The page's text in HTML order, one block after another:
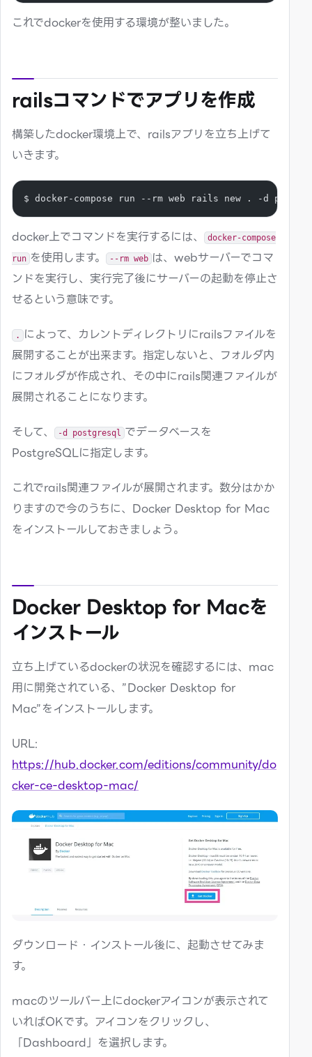
これでdockerを使用する環境が整いました。
railsコマンドでアプリを作成
構築したdocker環境上で、railsアプリを立ち上げて
いきます。
$ docker-compose run --rm web rails new . -d
docker上でコマンドを実行するには、 docker-compose
run を使用します。 --rm web は、webサーバーでコマ
ンドを実行し、実行完了後にサーバーの起動を停止さ
せるという意味です。
.
によって、カレントディレクトリにrailsファイルを
展開することが出来ます。指定しないと、フォルダ内
にフォルダが作成され、その中にrails関連ファイルが
展開されることになります。
そして、
-d postgresql でデータベースを
PostgreSQLに指定します。
これでrails関連ファイルが展開されます。数分はかか
りますので今のうちに、Docker Desktop for Mac
をインストールしておきましょう。
Docker Desktop for Macを
インストール
立ち上げているdockerの状況を確認するには、mac
用に開発されている、”Docker Desktop for
Mac”をインストールします。
URL:
https://hub.docker.com/editions/community/do
cker-ce-desktop-mac/
ダウンロード・インストール後に、起動させてみま
す。
macのツールバー上にdockerアイコンが表示されて
いればOKです。アイコンをクリックし、
「Dashboard」を選択します。